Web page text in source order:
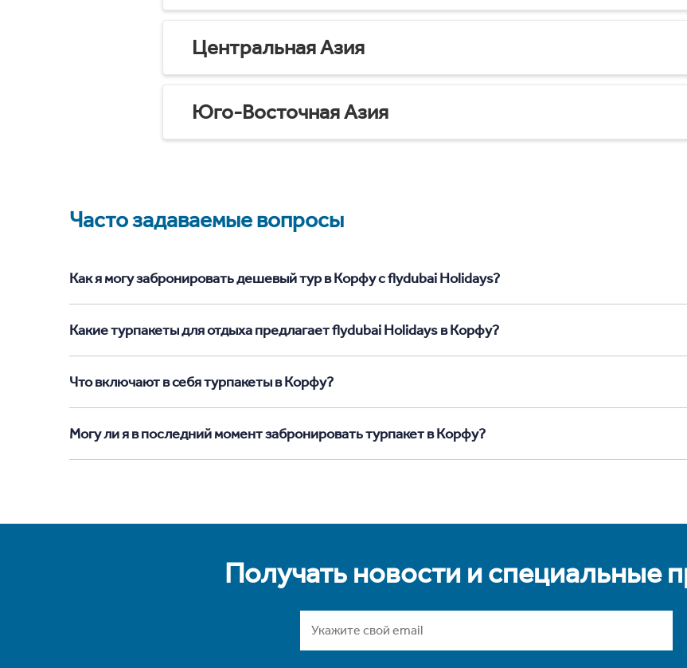
Центральная Азия
Юго-Восточная Азия
Часто задаваемые вопросы
Как я могу забронировать дешевый тур в Корфу с flydubai Holidays?
Какие турпакеты для отдыха предлагает flydubai Holidays в Корфу?
Что включают в себя турпакеты в Корфу?
Могу ли я в последний момент забронировать турпакет в Корфу?
Получать новости и специальные